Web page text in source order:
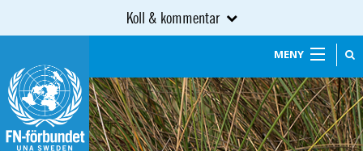
Koll & kommentar
MENY